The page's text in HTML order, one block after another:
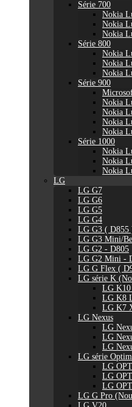
Série 700
Nokia
Nokia
Nokia
Série 800
Nokia
Nokia
Nokia
Série 900
Nokia
Nokia
Nokia
Nokia
Série 1000
Nokia
Nokia
Nokia
LG
LG G7
LG G6
LG G5
LG G4
LG G3 ( D855
LG G3 Mini/
LG G2 - D805
LG G2 Mini -
LG G Flex (
LG série K
LG
LG K8
LG K7
LG Nexus
LG
LG
LG
LG série
LG
LG
LG
LG G Pro